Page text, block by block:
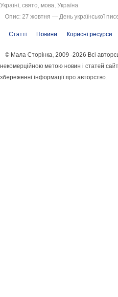
Україні, свято, мова, Україна
Опис: 27 жовтня — День української
Статті Новини Корисні ресурси
© Мала Сторінка, 2009 -2026 Всі
некомерційною метою новин і статей
збереженні інформації про авторство.